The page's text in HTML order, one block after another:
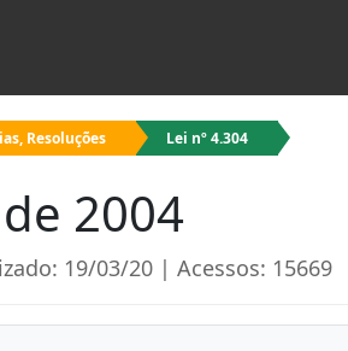
Resoluções Lei nº 4.304
2004
19/03/20 | Acessos: 15669